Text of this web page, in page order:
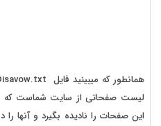
لیست صفحاتی از سایت شماست که
این صفحات را نادیده بگیرد و آنها